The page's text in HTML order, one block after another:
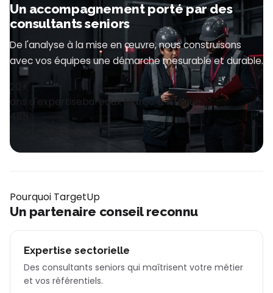
Un accompagnement porté par des
consultants seniors
De l'analyse à la mise en œuvre, nous construisons
avec vos équipes une démarche mesurable et durable.
20+
ans d'expertise
4
bureaux Maroc & Afrique
48h
Pourquoi TargetUp
Un partenaire conseil reconnu
Expertise sectorielle
Des consultants seniors qui maîtrisent votre métier
et vos référentiels.